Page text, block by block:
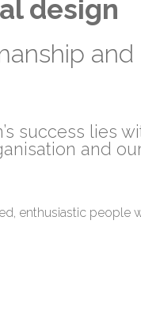
design.
success lies
and
enthusiastic people